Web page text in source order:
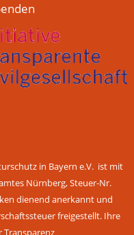
in Bayern e.V. ist mit
Nürnberg, Steuer-Nr.
dienend anerkannt und
freigestellt. Ihre
Transparenz